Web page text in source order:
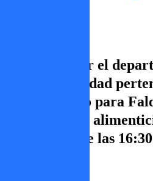
decidió dejar el
La propiedad
comienzo para
de la pensión
a viernes desde las